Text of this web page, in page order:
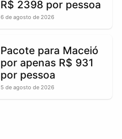
R$ 2398 por pessoa
6 de agosto de 2026
Pacote para Maceió
por apenas R$ 931
por pessoa
5 de agosto de 2026